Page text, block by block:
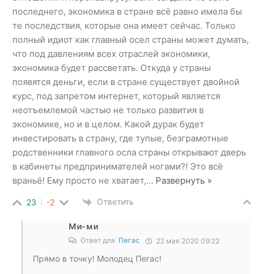
последнего, экономика в стране всё равно имела бы
те последствия, которые она имеет сейчас. Только
полный идиот как главный осел страны может думать,
что под давлениям всех отраслей экономики,
экономика будет рассветать. Откуда у страны
появятся деньги, если в стране существует двойной
курс, под запретом интернет, который является
неотъемлемой частью не только развития в
экономике, но и в целом. Какой дурак будет
инвестировать в страну, где тупые, безграмотные
родственники главного осла страны открывают дверь
в кабинеты предпринимателей ногами?! Это всё
враньё! Ему просто не хватает,… Развернуть »
23 -2 Ответить
Ми-ми
Ответ для Пегас 22 мая 2020 09:22
Прямо в точку! Молодец Пегас!